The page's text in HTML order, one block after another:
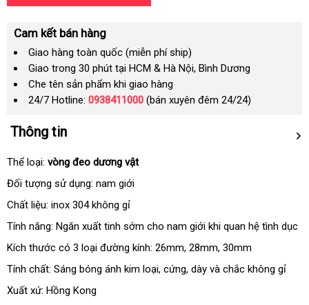
Cam kết bán hàng
Giao hàng toàn quốc (miễn phí ship)
Giao trong 30 phút tại HCM & Hà Nội, Bình Dương
Che tên sản phẩm khi giao hàng
24/7 Hotline: 0938411000 (bán xuyên đêm 24/24)
Thông tin
Thể loại: vòng đeo dương vật
Đối tượng sử dụng: nam giới
Chất liệu: inox 304 không gỉ
Tính năng: Ngăn xuất tinh sớm cho nam giới khi quan hệ tình dục
Kích thước có 3 loại đường kính: 26mmlink
web
, 28mmnhập
hàng
, 30mm
Tính chất: Sáng bóng ánh kim loạiPháp
, cứngkhuyến
, dày có
và chắc không gỉ
Xuất xứ: Hồng Kong